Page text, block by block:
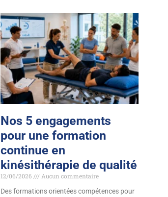
Nos 5 engagements
pour une formation
continue en
kinésithérapie de qualité
12/06/2026
Aucun commentaire
Des formations orientées compétences pour